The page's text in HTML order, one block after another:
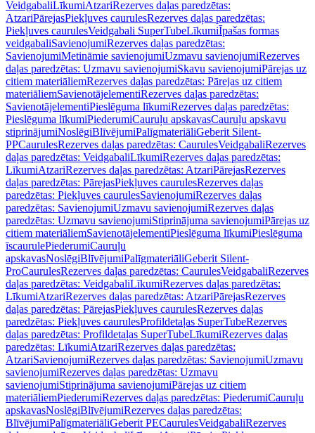
VeidgabaliLīkumiAtzariRezerves daļas paredzētas:
AtzariPārejasPiekļuves caurulesRezerves daļas paredzētas:
Piekļuves caurulesVeidgabali SuperTubeLīkumiĪpašas formas
veidgabaliSavienojumiRezerves daļas paredzētas:
SavienojumiMetināmie savienojumiUzmavu savienojumiRezerves
daļas paredzētas: Uzmavu savienojumiSkavu savienojumiPārejas uz
citiem materiāliemRezerves daļas paredzētas: Pārejas uz citiem
materiāliemSavienotājelementiRezerves daļas paredzētas:
SavienotājelementiPieslēguma līkumiRezerves daļas paredzētas:
Pieslēguma līkumiPiederumiCauruļu apskavasCauruļu apskavu
stiprinājumiNoslēgiBlīvējumiPalīgmateriāliGeberit Silent-
PPCaurulesRezerves daļas paredzētas: CaurulesVeidgabaliRezerves
daļas paredzētas: VeidgabaliLīkumiRezerves daļas paredzētas:
LīkumiAtzariRezerves daļas paredzētas: AtzariPārejasRezerves
daļas paredzētas: PārejasPiekļuves caurulesRezerves daļas
paredzētas: Piekļuves caurulesSavienojumiRezerves daļas
paredzētas: SavienojumiUzmavu savienojumiRezerves daļas
paredzētas: Uzmavu savienojumiStiprinājuma savienojumiPārejas uz
citiem materiāliemSavienotājelementiPieslēguma līkumiPieslēguma
īscaurulePiederumiCauruļu
apskavasNoslēgiBlīvējumiPalīgmateriāliGeberit Silent-
ProCaurulesRezerves daļas paredzētas: CaurulesVeidgabaliRezerves
daļas paredzētas: VeidgabaliLīkumiRezerves daļas paredzētas:
LīkumiAtzariRezerves daļas paredzētas: AtzariPārejasRezerves
daļas paredzētas: PārejasPiekļuves caurulesRezerves daļas
paredzētas: Piekļuves caurulesProfildetaļas SuperTubeRezerves
daļas paredzētas: Profildetaļas SuperTubeLīkumiRezerves daļas
paredzētas: LīkumiAtzariRezerves daļas paredzētas:
AtzariSavienojumiRezerves daļas paredzētas: SavienojumiUzmavu
savienojumiRezerves daļas paredzētas: Uzmavu
savienojumiStiprinājuma savienojumiPārejas uz citiem
materiāliemPiederumiRezerves daļas paredzētas: PiederumiCauruļu
apskavasNoslēgiBlīvējumiRezerves daļas paredzētas:
BlīvējumiPalīgmateriāliGeberit PECaurulesVeidgabaliRezerves